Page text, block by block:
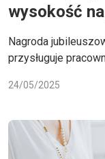
wysokość
Nagroda
przysługuje
24/05/2025